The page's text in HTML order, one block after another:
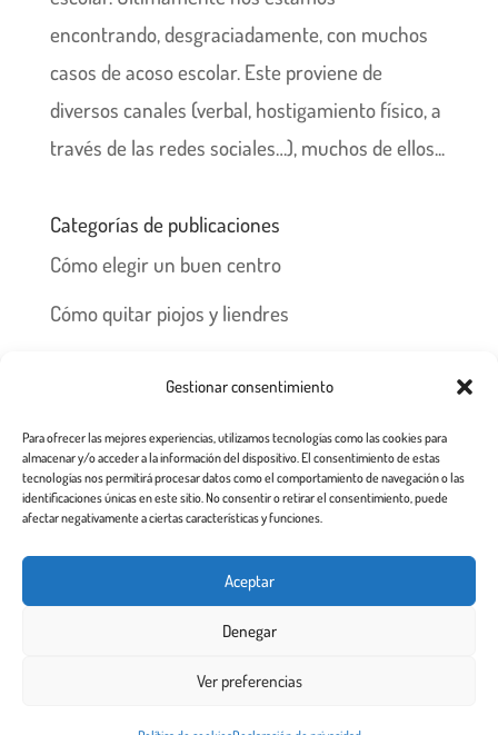
Gestionar consentimiento
Para ofrecer las mejores experiencias, utilizamos tecnologías como las cookies para
almacenar y/o acceder a la información del dispositivo. El consentimiento de estas
tecnologías nos permitirá procesar datos como el comportamiento de navegación o las
identificaciones únicas en este sitio. No consentir o retirar el consentimiento, puede
afectar negativamente a ciertas características y funciones.
Aceptar
Denegar
Ver preferencias
encontrando, desgraciadamente, con muchos
casos de acoso escolar. Este proviene de
diversos canales (verbal, hostigamiento físico, a
través de las redes sociales…), muchos de ellos...
Categorías de publicaciones
Cómo elegir un buen centro
Cómo quitar piojos y liendres
Prevención y recomendaciones
Centros